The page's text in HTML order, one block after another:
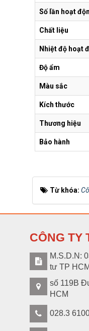
V6.0-TELPC
V6.0-TVPC
Số lần hoạt
Chất liệu
Nhiệt độ hoạt
Độ ẩm
Màu sắc
Kích thước
Thương hiệu
Bảo hành
Từ khóa:
CÔNG TY
M.S.D.N:
tư TP HCM
số 119B
HCM
028.3